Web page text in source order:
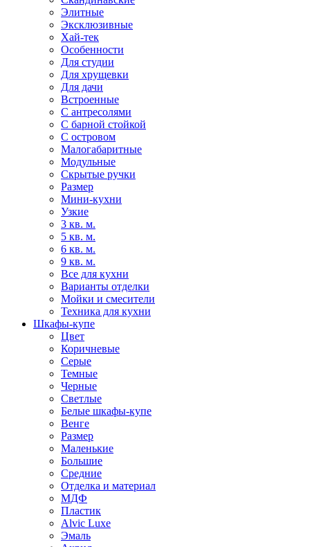
Элитные
Эксклюзивные
Хай-тек
Особенности
Для студии
Для хрущевки
Для дачи
Встроенные
С антресолями
С барной стойкой
С островом
Малогабаритные
Модульные
Скрытые ручки
Размер
Мини-кухни
Узкие
3 кв. м.
5 кв. м.
6 кв. м.
9 кв. м.
Все для кухни
Варианты отделки
Мойки и смесители
Техника для кухни
Шкафы-купе
Цвет
Коричневые
Серые
Темные
Черные
Светлые
Белые шкафы-купе
Венге
Размер
Маленькие
Большие
Средние
Отделка и материал
МДФ
Пластик
Alvic Luxe
Эмаль